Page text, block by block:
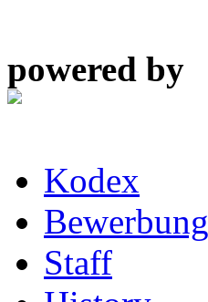
powered by
Kodex
Bewerbung
Staff